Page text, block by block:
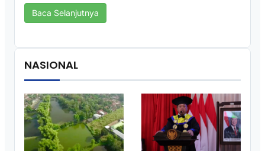
Baca Selanjutnya
NASIONAL